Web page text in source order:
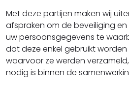
Met deze partijen maken wij
afspraken om de beveiliging
uw persoonsgegevens te
dat deze enkel gebruikt
waarvoor ze werden
nodig is binnen de